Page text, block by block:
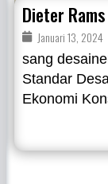
Dieter
Januari 13, 2024
sang
Standar
Ekonomi